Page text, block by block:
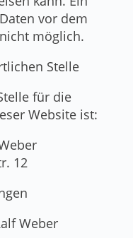
vor dem
möglich.
Stelle
für die
Website ist:
12
Weber